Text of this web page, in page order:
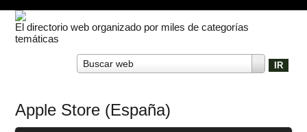
El directorio web organizado por miles de categorías
temáticas
Buscar web
Apple Store (España)